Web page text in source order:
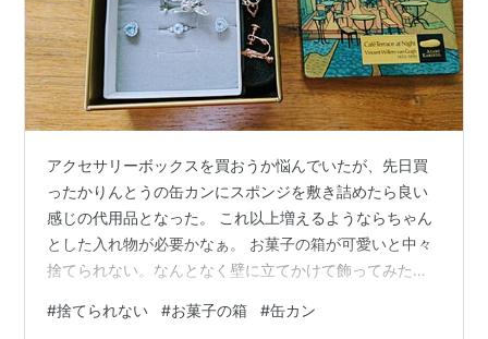
アクセサリーボックスを買おうか悩んでいたが、先日買
ったかりんとうの缶カンにスポンジを敷き詰めたら良い
感じの代用品となった。 これ以上増えるようならちゃん
とした入れ物が必要かなぁ。 お菓子の箱が可愛いと中々
捨てられない。なんとなく壁に立てかけて飾ってみたり
ない言い訳になるのに。
#捨てられない #お菓子の箱 #缶カン